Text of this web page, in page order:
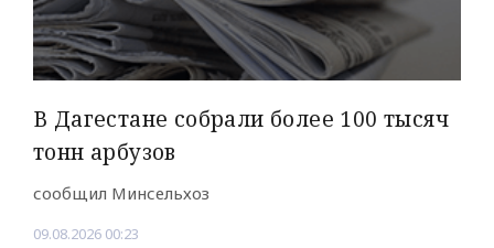
В Дагестане собрали более 100 тысяч
тонн арбузов
сообщил Минсельхоз
09.08.2026 00:23